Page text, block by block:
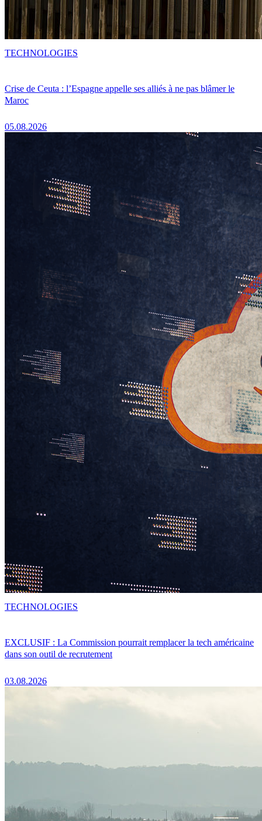
Crise de Ceuta : l’Espagne appelle ses alliés à ne pas blâmer le
Maroc
05.08.2026
TECHNOLOGIES
EXCLUSIF : La Commission pourrait remplacer la tech américaine
dans son outil de recrutement
03.08.2026
TECHNOLOGIES